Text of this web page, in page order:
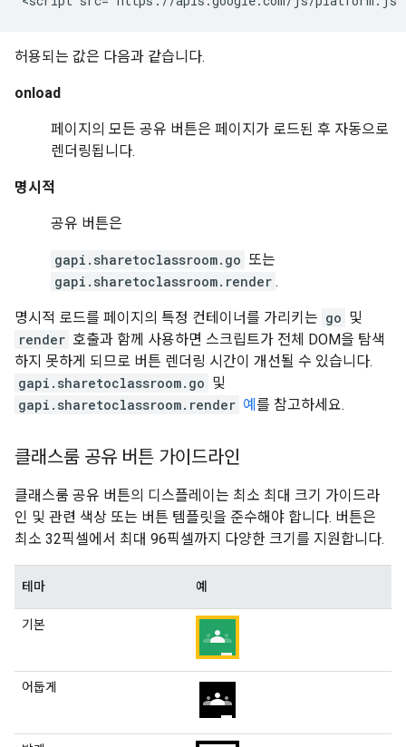
허용되는 값은 다음과 같습니다.
onload
페이지의 모든 공유 버튼은 페이지가 로드된 후 자동으로
렌더링됩니다.
명시적
공유 버튼은
gapi.sharetoclassroom.go 또는
gapi.sharetoclassroom.render .
명시적 로드를 페이지의 특정 컨테이너를 가리키는 go 및
render 호출과 함께 사용하면 스크립트가 전체 DOM을 탐색
하지 못하게 되므로 버튼 렌더링 시간이 개선될 수 있습니다.
gapi.sharetoclassroom.go 및
gapi.sharetoclassroom.render 예 를 참고하세요.
클래스룸 공유 버튼 가이드라인
클래스룸 공유 버튼의 디스플레이는 최소 최대 크기 가이드라
인 및 관련 색상 또는 버튼 템플릿을 준수해야 합니다. 버튼은
최소 32픽셀에서 최대 96픽셀까지 다양한 크기를 지원합니다.
테마 예
기본
어둡게